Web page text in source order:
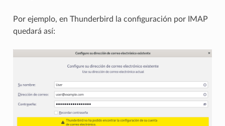
Por ejemplo, en Thunderbird la configuración por IMAP
quedará así: